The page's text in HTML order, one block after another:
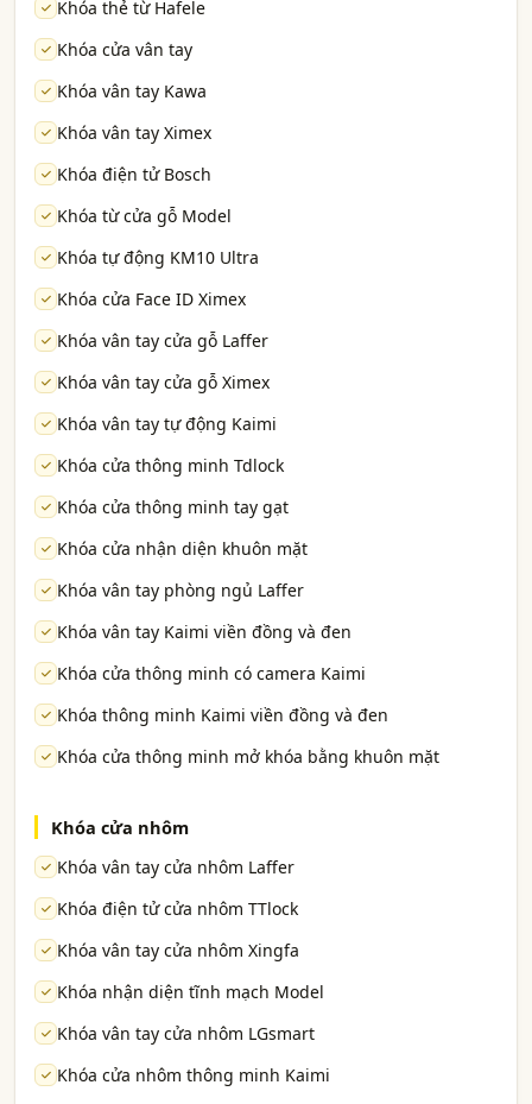
Khóa thẻ từ Hafele
Khóa cửa vân tay
Khóa vân tay Kawa
Khóa vân tay Ximex
Khóa điện tử Bosch
Khóa từ cửa gỗ Model
Khóa tự động KM10 Ultra
Khóa cửa Face ID Ximex
Khóa vân tay cửa gỗ Laffer
Khóa vân tay cửa gỗ Ximex
Khóa vân tay tự động Kaimi
Khóa cửa thông minh Tdlock
Khóa cửa thông minh tay gạt
Khóa cửa nhận diện khuôn mặt
Khóa vân tay phòng ngủ Laffer
Khóa vân tay Kaimi viền đồng và đen
Khóa cửa thông minh có camera Kaimi
Khóa thông minh Kaimi viền đồng và đen
Khóa cửa thông minh mở khóa bằng khuôn mặt
Khóa cửa nhôm
Khóa vân tay cửa nhôm Laffer
Khóa điện tử cửa nhôm TTlock
Khóa vân tay cửa nhôm Xingfa
Khóa nhận diện tĩnh mạch Model
Khóa vân tay cửa nhôm LGsmart
Khóa cửa nhôm thông minh Kaimi